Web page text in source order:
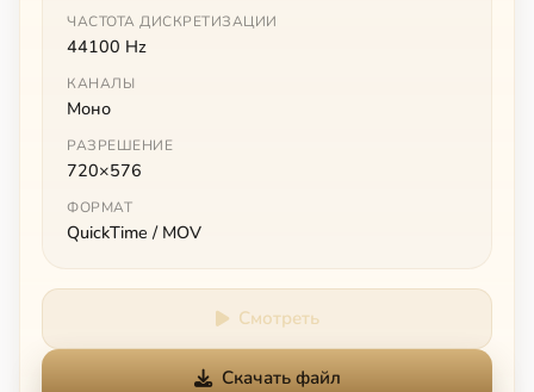
ЧАСТОТА ДИСКРЕТИЗАЦИИ
44100 Hz
КАНАЛЫ
Моно
РАЗРЕШЕНИЕ
720×576
ФОРМАТ
QuickTime / MOV
Смотреть
Скачать файл